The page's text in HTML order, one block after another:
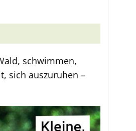
schwimmen,
sich auszuruhen –